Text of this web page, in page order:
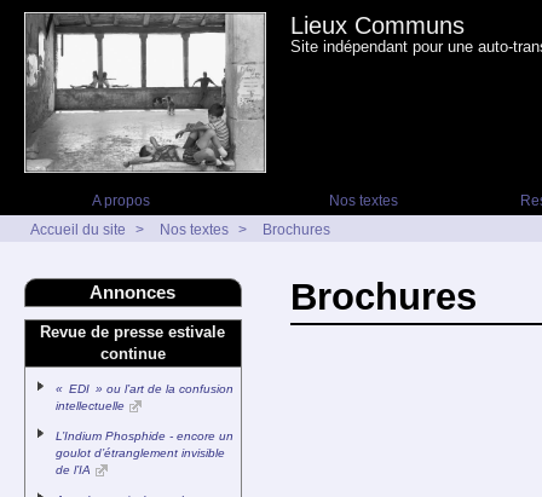
Lieux Communs
Site indépendant pour une auto-
A propos Nos textes
Accueil du site
> Nos textes > Brochures
Brochures
Annonces
Revue de presse estivale
continue
« EDI » ou l’art de la confusion
intellectuelle
L’Indium Phosphide - encore un
goulot d’étranglement invisible
de l’IA